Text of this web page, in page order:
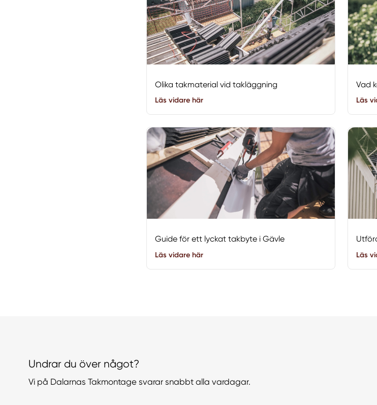
Olika takmaterial vid takläggning
Läs vidare här
Vad
Läs
Guide för ett lyckat takbyte i Gävle
Läs vidare här Läs
Undrar du över något?
Vi på Dalarnas Takmontage svarar snabbt alla vardagar.